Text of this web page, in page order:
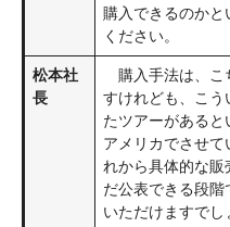
購入できるのかと
ください。
松本社
長
購入手法は、こ
すけれども、こう
たツアーがある
アメリカでさせ
れから具体的な販
だ公表できる段
いただけますでし